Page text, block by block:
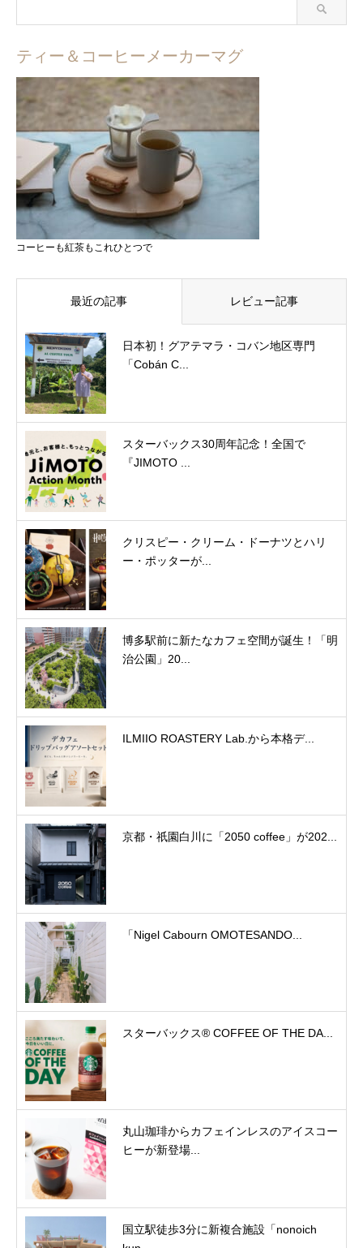
ティー＆コーヒーメーカーマグ
コーヒーも紅茶もこれひとつで
最近の記事 レビュー記事
日本初！グアテマラ・コバン地区専門
「Cobán C...
スターバックス30周年記念！全国で
『JIMOTO ...
クリスピー・クリーム・ドーナツとハリ
ー・ポッターが...
博多駅前に新たなカフェ空間が誕生！「明
治公園」20...
ILMIIO ROASTERY Lab.から本格デ...
京都・祇園白川に「2050 coffee」が202...
「Nigel Cabourn OMOTESANDO...
スターバックス® COFFEE OF THE DA...
丸山珈琲からカフェインレスのアイスコー
ヒーが新登場...
国立駅徒歩3分に新複合施設「nonoich